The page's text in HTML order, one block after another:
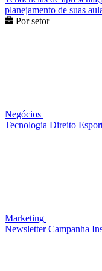
planejamento de suas
Por setor
Negócios
Tecnologia Direito
Marketing
Newsletter Campanha